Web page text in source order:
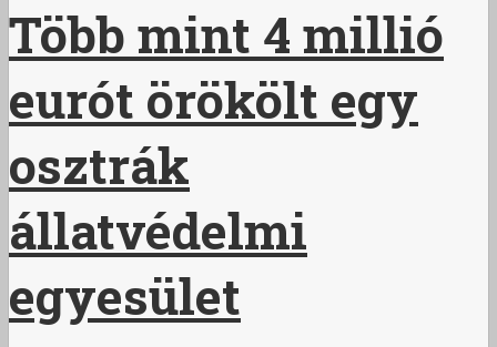
Több mint 4 millió
eurót örökölt egy
osztrák
állatvédelmi
egyesület